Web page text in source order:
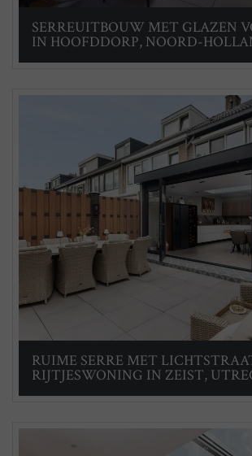
SERREUITBOUW MET GLAZEN
IN HOOFDDORP, NOORD-
RUIME SERRE MET
RIJTJESWONING IN ZEIST,